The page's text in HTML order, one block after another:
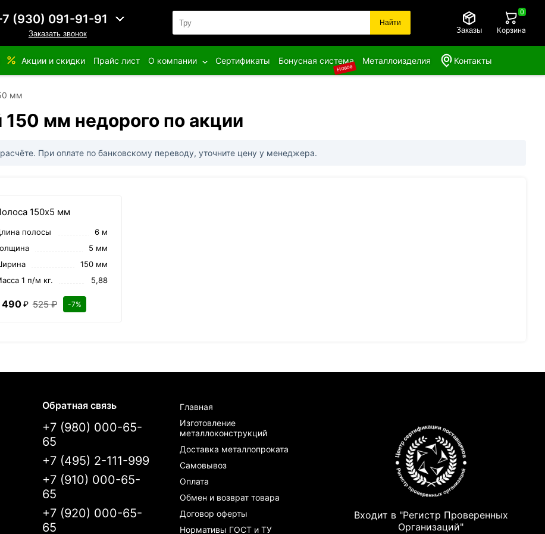
(930) 091-91-91
Заказать звонок
Найти
Заказы Корзина
0
Акции и скидки Прайс лист О компании Сертификаты Бонусная система
Новое
Металлоизделия Контакты
мм
мм недорого по акции
При оплате по банковскому переводу, уточните цену у менеджера.
150х5 мм
полосы
6 м
5 мм
150 мм
1 п/м кг.
5,88
490 ₽ 525 ₽ -7%
Главная
Изготовление
металлоконструкций
Доставка металлопроката
Самовывоз
Оплата
Обмен и возврат товара
Договор оферты
Нормативы ГОСТ и ТУ
Обратная связь
+7 (980) 000-65-
65
+7 (495) 2-111-999
+7 (910) 000-65-
65
+7 (920) 000-65-
65
Входит в "Регистр Проверенных
Организаций"